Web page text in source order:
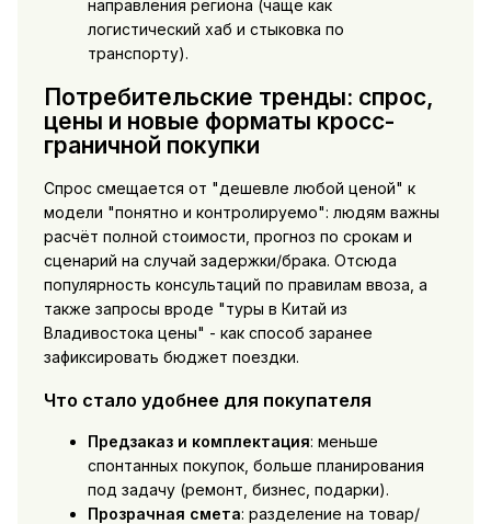
направления региона (чаще как
логистический хаб и стыковка по
транспорту).
Потребительские тренды: спрос,
цены и новые форматы кросс-
граничной покупки
Спрос смещается от "дешевле любой ценой" к
модели "понятно и контролируемо": людям важны
расчёт полной стоимости, прогноз по срокам и
сценарий на случай задержки/брака. Отсюда
популярность консультаций по правилам ввоза, а
также запросы вроде "туры в Китай из
Владивостока цены" - как способ заранее
зафиксировать бюджет поездки.
Что стало удобнее для покупателя
Предзаказ и комплектация: меньше
спонтанных покупок, больше планирования
под задачу (ремонт, бизнес, подарки).
Прозрачная смета: разделение на товар/